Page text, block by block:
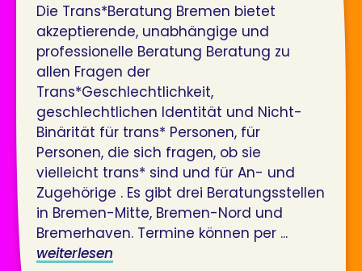
Die Trans*Beratung Bremen bietet
akzeptierende, unabhängige und
professionelle Beratung Beratung zu
allen Fragen der
Trans*Geschlechtlichkeit,
geschlechtlichen Identität und Nicht-
Binärität für trans* Personen, für
Personen, die sich fragen, ob sie
vielleicht trans* sind und für An- und
Zugehörige . Es gibt drei Beratungsstellen
in Bremen-Mitte, Bremen-Nord und
Bremerhaven. Termine können per ...
weiterlesen